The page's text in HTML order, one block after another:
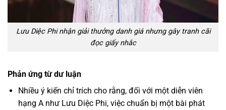
Lưu Diệc Phi nhận giải thưởng danh giá nhưng gây tranh cãi
đọc giấy nhắc
Phản ứng từ dư luận
Nhiều ý kiến chỉ trích cho rằng, đối với một diễn viên
hạng A như Lưu Diệc Phi, việc chuẩn bị một bài phát